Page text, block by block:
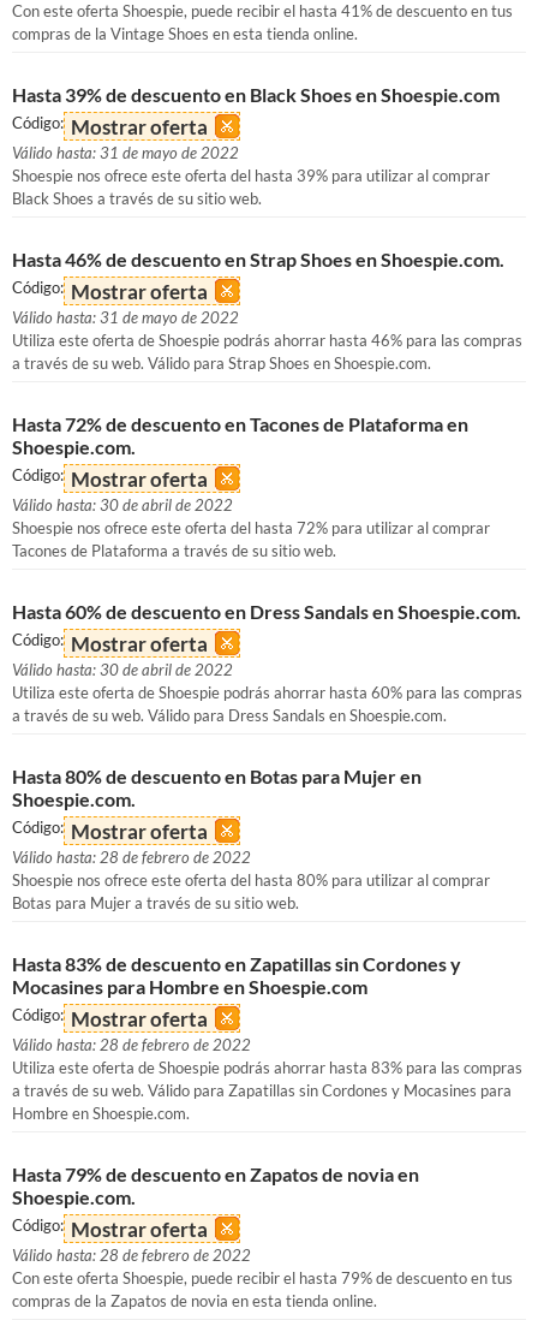
Con este oferta Shoespie, puede recibir el hasta 41% de descuento en tus
compras de la Vintage Shoes en esta tienda online.
Hasta 39% de descuento en Black Shoes en Shoespie.com
Código: Mostrar oferta
Válido hasta: 31 de mayo de 2022
Shoespie nos ofrece este oferta del hasta 39% para utilizar al comprar
Black Shoes a través de su sitio web.
Hasta 46% de descuento en Strap Shoes en Shoespie.com.
Código: Mostrar oferta
Válido hasta: 31 de mayo de 2022
Utiliza este oferta de Shoespie podrás ahorrar hasta 46% para las compras
a través de su web. Válido para Strap Shoes en Shoespie.com.
Hasta 72% de descuento en Tacones de Plataforma en
Shoespie.com.
Código: Mostrar oferta
Válido hasta: 30 de abril de 2022
Shoespie nos ofrece este oferta del hasta 72% para utilizar al comprar
Tacones de Plataforma a través de su sitio web.
Hasta 60% de descuento en Dress Sandals en Shoespie.com.
Código: Mostrar oferta
Válido hasta: 30 de abril de 2022
Utiliza este oferta de Shoespie podrás ahorrar hasta 60% para las compras
a través de su web. Válido para Dress Sandals en Shoespie.com.
Hasta 80% de descuento en Botas para Mujer en
Shoespie.com.
Código: Mostrar oferta
Válido hasta: 28 de febrero de 2022
Shoespie nos ofrece este oferta del hasta 80% para utilizar al comprar
Botas para Mujer a través de su sitio web.
Hasta 83% de descuento en Zapatillas sin Cordones y
Mocasines para Hombre en Shoespie.com
Código: Mostrar oferta
Válido hasta: 28 de febrero de 2022
Utiliza este oferta de Shoespie podrás ahorrar hasta 83% para las compras
a través de su web. Válido para Zapatillas sin Cordones y Mocasines para
Hombre en Shoespie.com.
Hasta 79% de descuento en Zapatos de novia en
Shoespie.com.
Código: Mostrar oferta
Válido hasta: 28 de febrero de 2022
Con este oferta Shoespie, puede recibir el hasta 79% de descuento en tus
compras de la Zapatos de novia en esta tienda online.